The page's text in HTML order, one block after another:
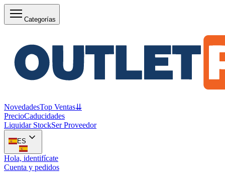
Categorías
NovedadesTop Ventas⇊
PrecioCaducidades
Liquidar StockSer Proveedor
ES
Hola, identifícate
Cuenta y pedidos